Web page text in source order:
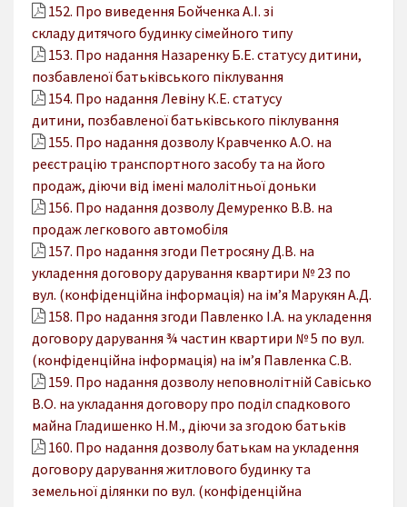
152. Про виведення Бойченка А.І. зі
складу дитячого будинку сімейного типу
153. Про надання Назаренку Б.Е. статусу дитини,
позбавленої батьківського піклування
154. Про надання Левіну К.Е. статусу
дитини, позбавленої батьківського піклування
155. Про надання дозволу Кравченко А.О. на
реєстрацію транспортного засобу та на його
продаж, діючи від імені малолітньої доньки
156. Про надання дозволу Демуренко В.В. на
продаж легкового автомобіля
157. Про надання згоди Петросяну Д.В. на
укладення договору дарування квартири № 23 по
вул. (конфіденційна інформація) на ім’я Марукян А.Д.
158. Про надання згоди Павленко І.А. на укладення
договору дарування ¾ частин квартири № 5 по вул.
(конфіденційна інформація) на ім’я Павленка С.В.
159. Про надання дозволу неповнолітній Савісько
В.О. на укладання договору про поділ спадкового
майна Гладишенко Н.М., діючи за згодою батьків
160. Про надання дозволу батькам на укладення
договору дарування житлового будинку та
земельної ділянки по вул. (конфіденційна